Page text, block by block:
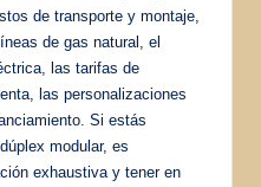
de transporte y montaje,
de gas natural, el
las tarifas de
las personalizaciones
Si estás
modular, es
exhaustiva y tener en